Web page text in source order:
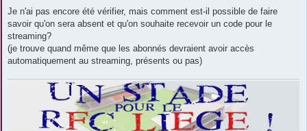
s
a
g
Je n'ai pas encore été vérifier, mais comment est-il possible de faire
savoir qu'on sera absent et qu'on souhaite recevoir un code pour le
streaming?
(je trouve quand même que les abonnés devraient avoir accès
automatiquement au streaming, présents ou pas)